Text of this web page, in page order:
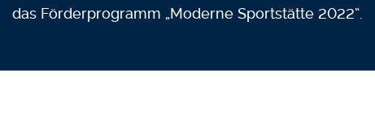
das Förderprogramm „Moderne Sportstätte 2022“.